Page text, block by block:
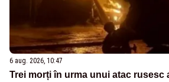
6 aug. 2026, 10:47
Trei morți în urma unui atac rusesc